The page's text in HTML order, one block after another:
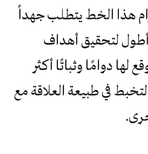
هذا الخط يتطلب جهداً
لتحقيق أهداف
لها دوامًا وثباتًا أكثر
في طبيعة العلاقة مع